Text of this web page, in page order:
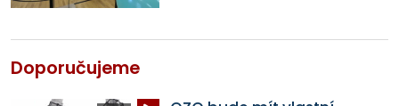
Doporučujeme